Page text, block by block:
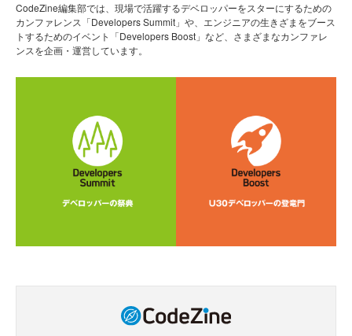
CodeZine編集部では、現場で活躍するデベロッパーをスターにするための
カンファレンス「Developers Summit」や、エンジニアの生きざまをブース
トするためのイベント「Developers Boost」など、さまざまなカンファレ
ンスを企画・運営しています。